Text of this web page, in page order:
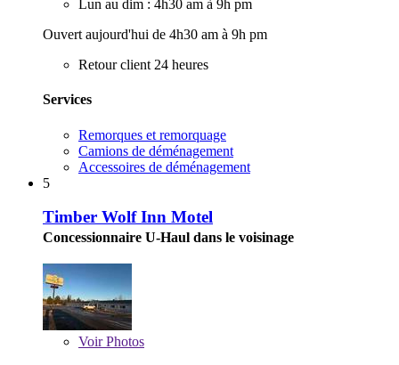
Lun au dim : 4h30 am à 9h pm
Ouvert aujourd'hui de 4h30 am à 9h pm
Retour client 24 heures
Services
Remorques et remorquage
Camions de déménagement
Accessoires de déménagement
5
Timber Wolf Inn Motel
Concessionnaire U-Haul dans le voisinage
VoirPhotos